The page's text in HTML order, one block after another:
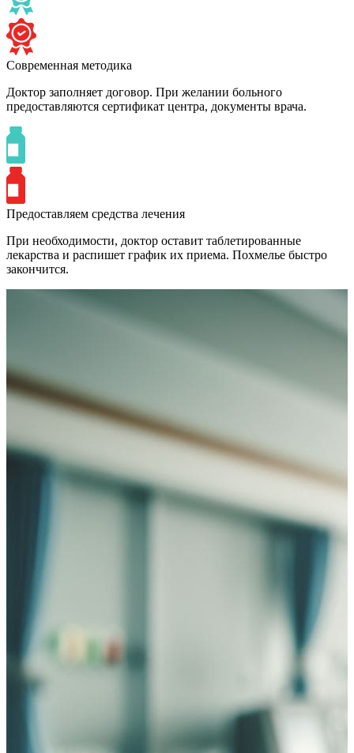
Современная методика
Доктор заполняет договор. При желании больного
предоставляются сертификат центра, документы врача.
Предоставляем средства лечения
При необходимости, доктор оставит таблетированные
лекарства и распишет график их приема. Похмелье быстро
закончится.